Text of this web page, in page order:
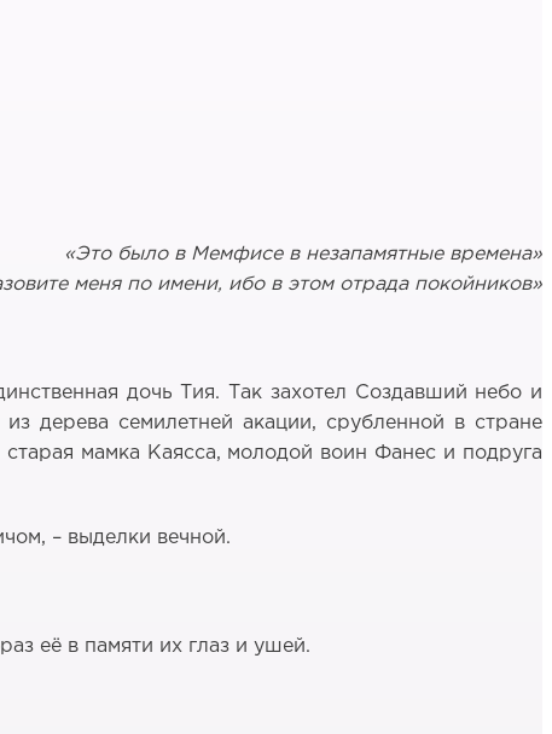
«Это было в Meмфисе в незапамятные времена»
меня по имени, ибо в этом отрада покойников»
дочь Тия. Так захотел Создавший небо и
дерева семилетней акации, срубленной в стране
мамка Каясса, молодой воин Фанес и подруга
– выделки вечной.
её в памяти их глаз и ушей.